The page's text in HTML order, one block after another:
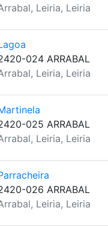
Leiria, Leiria
024 ARRABAL
Leiria, Leiria
025 ARRABAL
Leiria, Leiria
026 ARRABAL
Leiria, Leiria